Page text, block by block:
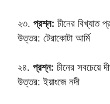
২৩. প্রশ্ন: চীনের বিখ্যাত
উত্তর: টেরাকোটা আর্মি
২৪. প্রশ্ন: চীনের সবচেয়ে
উত্তর: ইয়াংজে নদী